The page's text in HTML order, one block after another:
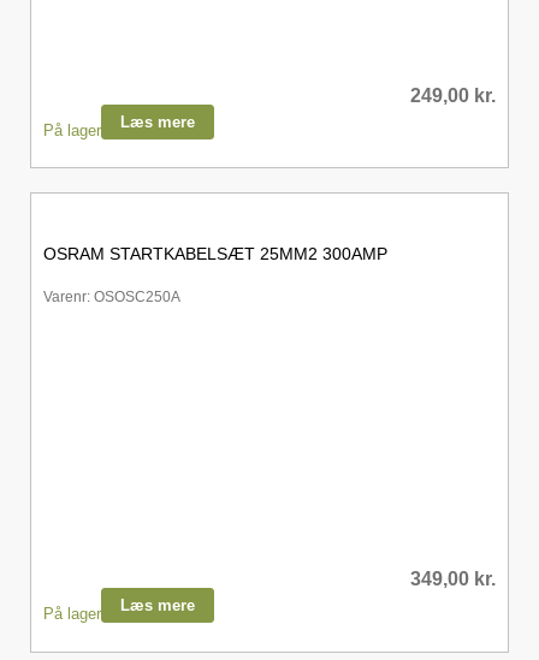
249,00 kr.
På lager Læs mere
OSRAM STARTKABELSÆT 25MM2 300AMP
Varenr: OSOSC250A
349,00 kr.
På lager Læs mere